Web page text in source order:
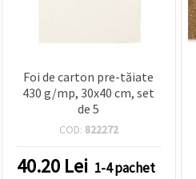
Foi de carton pre-tăiate
430 g/mp, 30x40 cm, set
de 5
COD: 822272
40.20 Lei 1-4 pachet